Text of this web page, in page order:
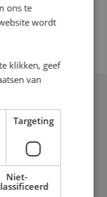
ons te
wordt
klikken, geef
van
Targeting
Niet-